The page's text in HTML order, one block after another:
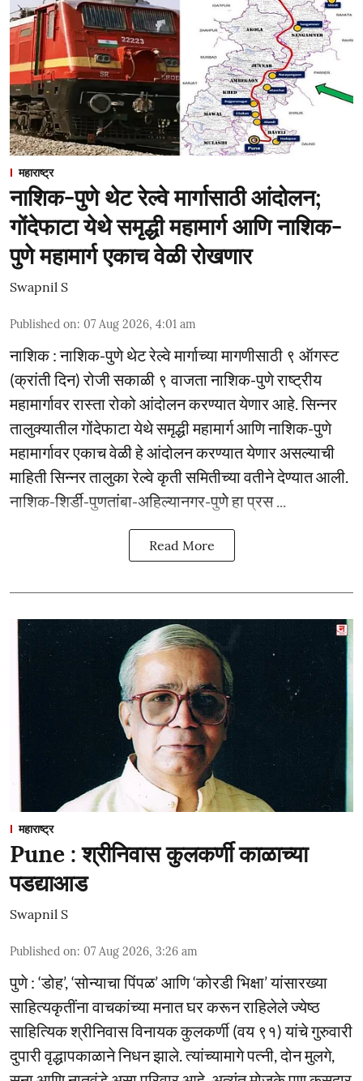
महाराष्ट्र
नाशिक-पुणे थेट रेल्वे मार्गासाठी आंदोलन;
गोंदेफाटा येथे समृद्धी महामार्ग आणि नाशिक-
पुणे महामार्ग एकाच वेळी रोखणार
Swapnil S
Published on: 07 Aug 2026, 4:01 am
नाशिक : नाशिक-पुणे थेट रेल्वे मार्गाच्या मागणीसाठी ९ ऑगस्ट
(क्रांती दिन) रोजी सकाळी ९ वाजता नाशिक-पुणे राष्ट्रीय
महामार्गावर रास्ता रोको आंदोलन करण्यात येणार आहे. सिन्नर
तालुक्यातील गोंदेफाटा येथे समृद्धी महामार्ग आणि नाशिक-पुणे
महामार्गावर एकाच वेळी हे आंदोलन करण्यात येणार असल्याची
माहिती सिन्नर तालुका रेल्वे कृती समितीच्या वतीने देण्यात आली.
नाशिक-शिर्डी-पुणतांबा-अहिल्यानगर-पुणे हा प्रस ...
Read More
महाराष्ट्र
Pune : श्रीनिवास कुलकर्णी काळाच्या
पडद्याआड
Swapnil S
Published on: 07 Aug 2026, 3:26 am
पुणे : ‘डोह’, ‘सोन्याचा पिंपळ’ आणि ‘कोरडी भिक्षा’ यांसारख्या
साहित्यकृतींना वाचकांच्या मनात घर करून राहिलेले ज्येष्ठ
साहित्यिक श्रीनिवास विनायक कुलकर्णी (वय ९१) यांचे गुरुवारी
दुपारी वृद्धापकाळाने निधन झाले. त्यांच्यामागे पत्नी, दोन मुलगे,